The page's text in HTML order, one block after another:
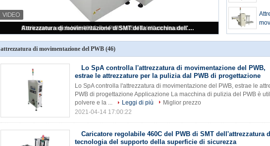
Il multiplo lancia lo scaricatore del PWB dell'attrezzatura di movimentazione del PWB per la separazione GIUSTA del PWB di NG
alta
attrezzatura di movimentazione del PWB (46)
Lo SpA controlla l'attrezzatura di movimentazione del PWB,
estrae le attrezzature per la pulizia dal PWB di progettazione
Lo SpA controlla l'attrezzatura di movimentazione del PWB, estrae le
PWB di progettazione Applicazione La macchina di pulizia del PWB è
polvere e la ...
Leggi di più
Miglior prezzo
2021-04-14 17:00:22
Caricatore regolabile 460C del PWB di SMT dell'attrezzatura
tecnologia del supporto della superficie di sicurezza